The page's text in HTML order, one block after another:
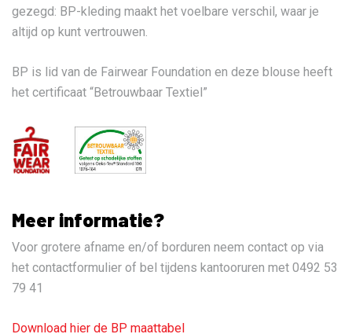
gezegd: BP-kleding maakt het voelbare verschil, waar je
altijd op kunt vertrouwen.
BP is lid van de Fairwear Foundation en deze blouse heeft
het certificaat “Betrouwbaar Textiel”
Meer informatie?
Voor grotere afname en/of borduren neem contact op via
het contactformulier of bel tijdens kantooruren met 0492 53
79 41
Download hier de BP maattabel